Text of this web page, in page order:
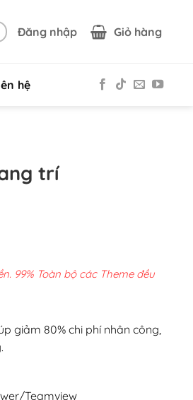
Đăng nhập Giỏ hàng
hệ
trí
99% Toàn bộ các Theme đều
giảm 80% chi phí nhân công,
Teamview